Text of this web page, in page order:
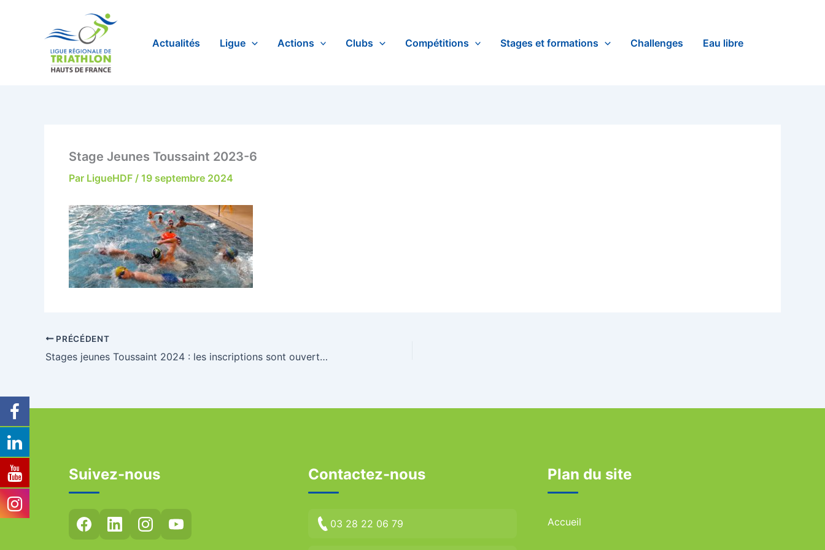
Actualités Ligue Actions Clubs Compétitions Stages et formations Challenges Eau libre
Stage Jeunes Toussaint 2023-6
Par LigueHDF / 19 septembre 2024
PRÉCÉDENT
Stages jeunes Toussaint 2024 : les inscriptions sont ouvertes !
Suivez-nous Contactez-nous
03 28 22 06 79
Plan du site
Accueil